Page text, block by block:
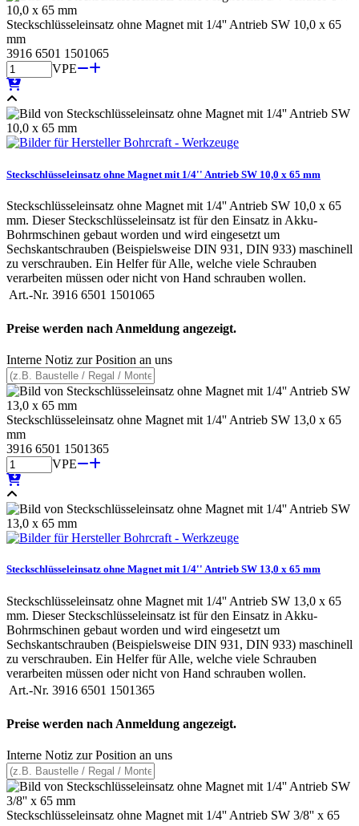
Steckschlüsseleinsatz ohne Magnet mit 1/4'' Antrieb SW 10,0 x 65
mm
3916 6501 1501065
VPE
Steckschlüsseleinsatz ohne Magnet mit 1/4'' Antrieb SW 10,0 x 65 mm
Steckschlüsseleinsatz ohne Magnet mit 1/4'' Antrieb SW 10,0 x 65
mm. Dieser Steckschlüsseleinsatz ist für den Einsatz in Akku-
Bohrmschinen gebaut worden und wird eingesetzt um
Sechskantschrauben (Beispielsweise DIN 931, DIN 933) maschinell
zu verschrauben. Ein Helfer für Alle, welche viele Schrauben
verarbeiten müssen oder nicht von Hand schrauben wollen.
Art.-Nr. 3916 6501 1501065
Preise werden nach Anmeldung angezeigt.
Interne Notiz zur Position an uns
Steckschlüsseleinsatz ohne Magnet mit 1/4'' Antrieb SW 13,0 x 65
mm
3916 6501 1501365
VPE
Steckschlüsseleinsatz ohne Magnet mit 1/4'' Antrieb SW 13,0 x 65 mm
Steckschlüsseleinsatz ohne Magnet mit 1/4'' Antrieb SW 13,0 x 65
mm. Dieser Steckschlüsseleinsatz ist für den Einsatz in Akku-
Bohrmschinen gebaut worden und wird eingesetzt um
Sechskantschrauben (Beispielsweise DIN 931, DIN 933) maschinell
zu verschrauben. Ein Helfer für Alle, welche viele Schrauben
verarbeiten müssen oder nicht von Hand schrauben wollen.
Art.-Nr. 3916 6501 1501365
Preise werden nach Anmeldung angezeigt.
Interne Notiz zur Position an uns
Steckschlüsseleinsatz ohne Magnet mit 1/4'' Antrieb SW 3/8'' x 65